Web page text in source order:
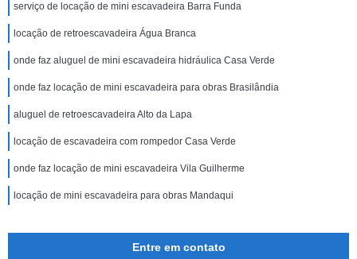
serviço de locação de mini escavadeira Barra Funda
locação de retroescavadeira Água Branca
onde faz aluguel de mini escavadeira hidráulica Casa Verde
onde faz locação de mini escavadeira para obras Brasilândia
aluguel de retroescavadeira Alto da Lapa
locação de escavadeira com rompedor Casa Verde
onde faz locação de mini escavadeira Vila Guilherme
locação de mini escavadeira para obras Mandaqui
Entre em contato